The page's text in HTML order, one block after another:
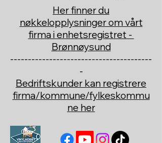
Her finner du
nøkkelopplysninger om vårt
firma i enhetsregistret -
Brønnøysund
----------------------------------------
-
Bedriftskunder kan registrere
firma/kommune/fylkeskommu
ne her